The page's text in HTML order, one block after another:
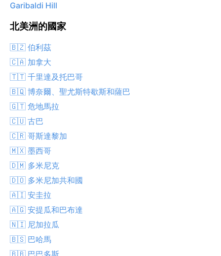
Garibaldi Hill
北美洲的國家
🇧🇿 伯利茲
🇨🇦 加拿大
🇹🇹 千里達及托巴哥
🇧🇶 博奈爾、聖尤斯特歇斯和薩巴
🇬🇹 危地馬拉
🇨🇺 古巴
🇨🇷 哥斯達黎加
🇲🇽 墨西哥
🇩🇲 多米尼克
🇩🇴 多米尼加共和國
🇦🇮 安圭拉
🇦🇬 安提瓜和巴布達
🇳🇮 尼加拉瓜
🇧🇸 巴哈馬
🇧🇧 巴巴多斯